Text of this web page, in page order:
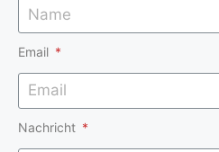
Email
Nachricht